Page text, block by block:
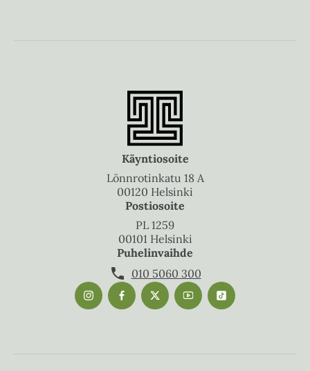
Käyntiosoite
Lönnrotinkatu 18 A
00120 Helsinki
Postiosoite
PL 1259
00101 Helsinki
Puhelinvaihde
010 5060 300